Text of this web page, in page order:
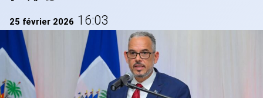
25 février 2026 16:03